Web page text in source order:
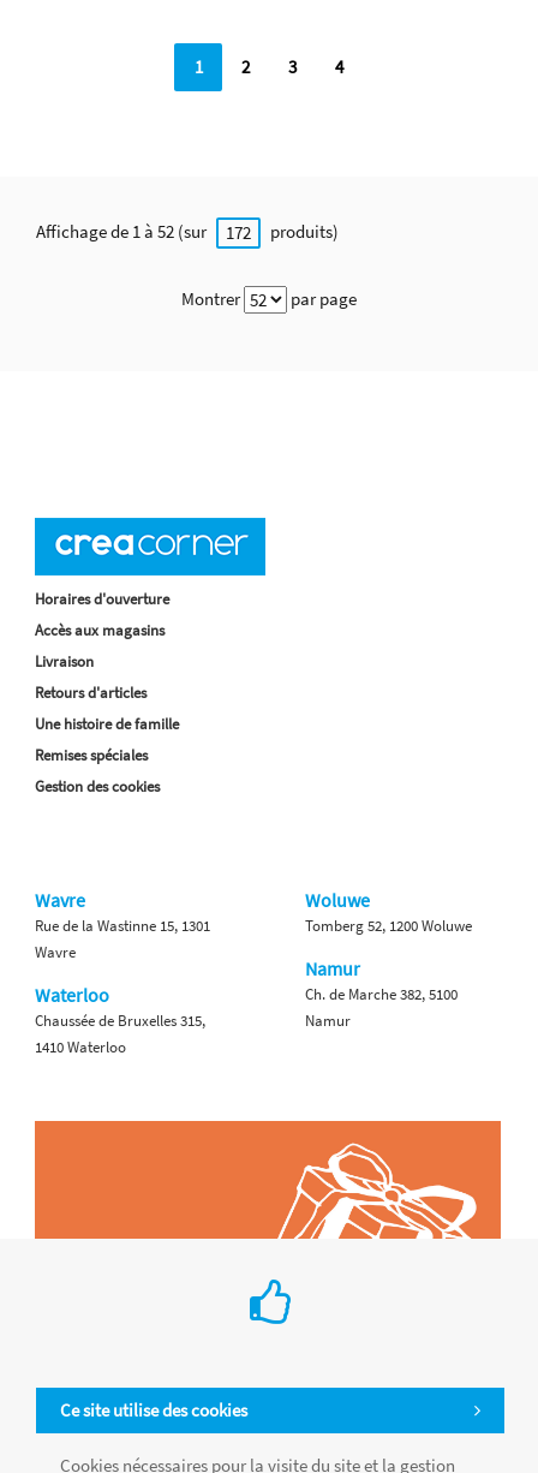
1 2 3 4
Affichage de 1 à 52 (sur 172 produits)
Montrer par page
Ce site utilise des cookies
Cookies nécessaires pour la visite du site et la gestion
Horaires d'ouverture
Accès aux magasins
Livraison
Retours d'articles
Une histoire de famille
Remises spéciales
Gestion des cookies
Wavre
Rue de la Wastinne 15, 1301
Wavre
Waterloo
Chaussée de Bruxelles 315,
1410 Waterloo
Woluwe
Tomberg 52, 1200 Woluwe
Namur
Ch. de Marche 382, 5100
Namur